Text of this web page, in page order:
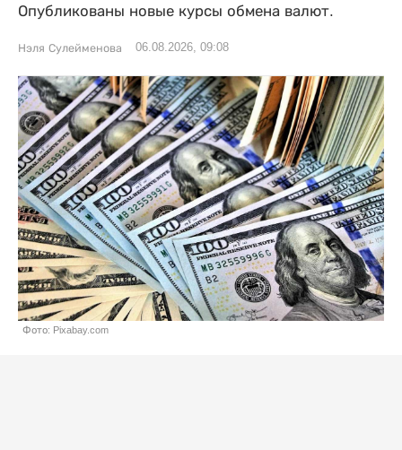
Опубликованы новые курсы обмена валют.
Нэля Сулейменова 06.08.2026, 09:08
Фото: Pixabay.com